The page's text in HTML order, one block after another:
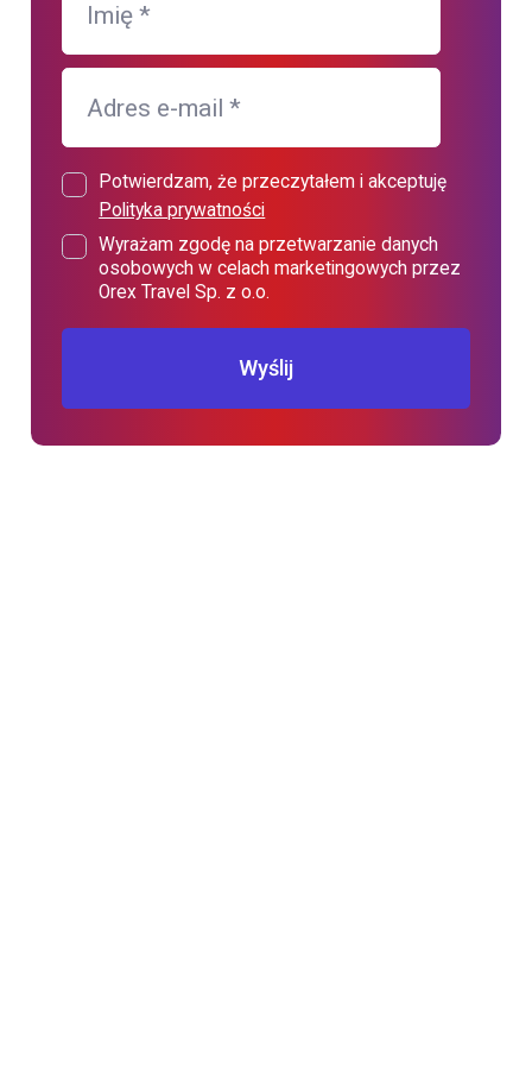
Imię *
Adres e-mail *
Potwierdzam, że przeczytałem i akceptuję
Polityka prywatności
Wyrażam zgodę na przetwarzanie danych
osobowych w celach marketingowych przez
Orex Travel Sp. z o.o.
Wyślij